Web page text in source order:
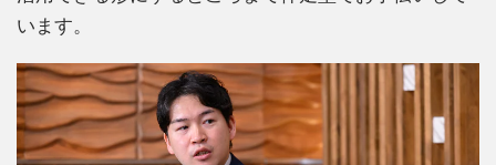
います。